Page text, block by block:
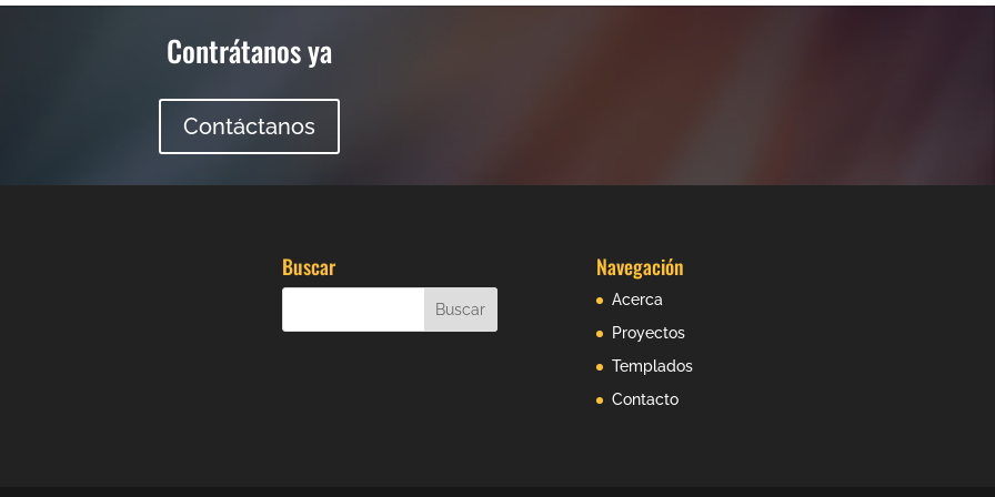
Contrátanos ya
Contáctanos
Buscar Navegación
Acerca
Proyectos
Templados
Contacto